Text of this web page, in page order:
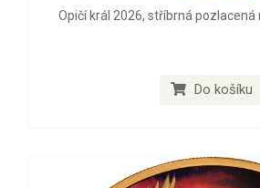
Opičí král 2026, stříbrná pozlacená
Do košíku